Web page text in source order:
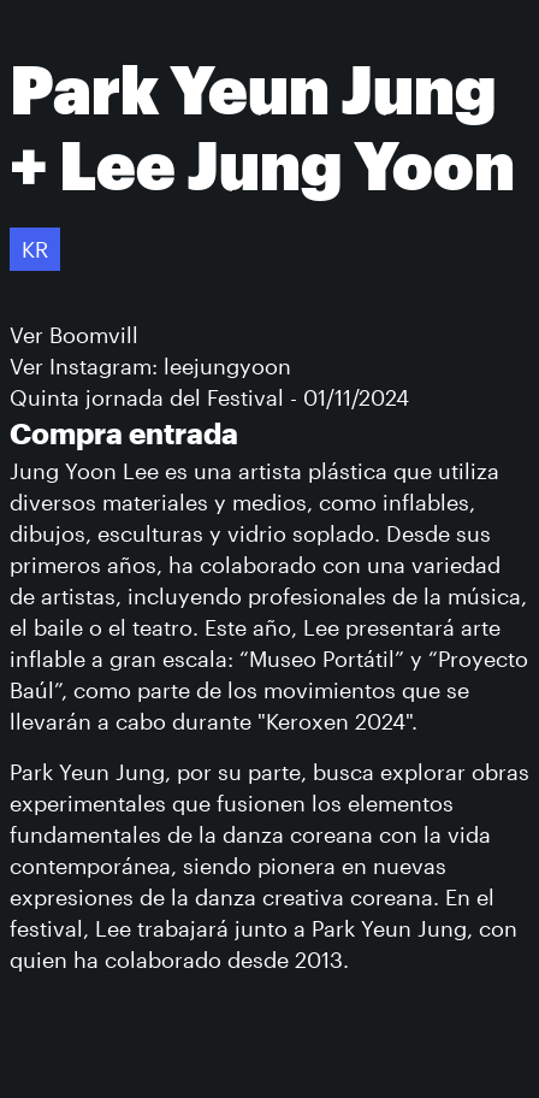
Park Yeun Jung
+ Lee Jung Yoon
KR
Ver Boomvill
Ver Instagram: leejungyoon
Quinta jornada del Festival - 01/11/2024
Compra entrada
Jung Yoon Lee es una artista plástica que utiliza
diversos materiales y medios, como inflables,
dibujos, esculturas y vidrio soplado. Desde sus
primeros años, ha colaborado con una variedad
de artistas, incluyendo profesionales de la música,
el baile o el teatro. Este año, Lee presentará arte
inflable a gran escala: “Museo Portátil” y “Proyecto
Baúl”, como parte de los movimientos que se
llevarán a cabo durante "Keroxen 2024".
Park Yeun Jung, por su parte, busca explorar obras
experimentales que fusionen los elementos
fundamentales de la danza coreana con la vida
contemporánea, siendo pionera en nuevas
expresiones de la danza creativa coreana. En el
festival, Lee trabajará junto a Park Yeun Jung, con
quien ha colaborado desde 2013.